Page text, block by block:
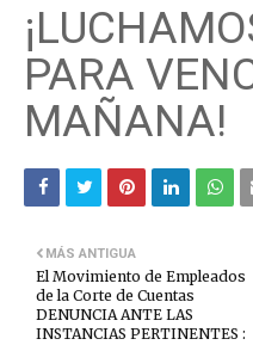
PARA
MAÑANA!
MÁS ANTIGUA
El Movimiento de Empleados
de la Corte de Cuentas
DENUNCIA ANTE LAS
INSTANCIAS PERTINENTES :